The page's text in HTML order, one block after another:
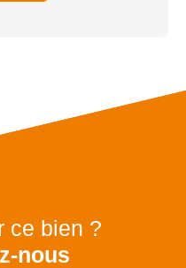
ce bien ?
nous